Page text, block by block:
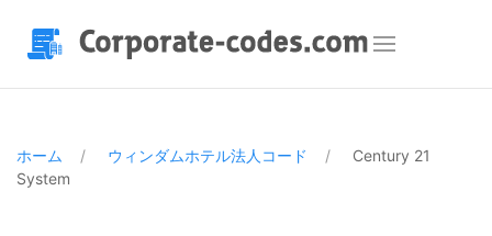
ホーム ウィンダムホテル法人コード
Century 21
System